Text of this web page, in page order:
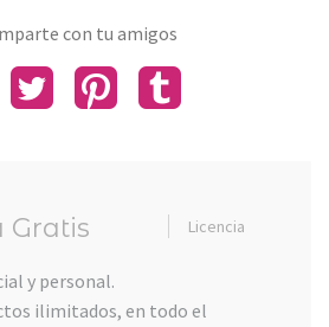
con tu amigos
Gratis Licencia
y personal.
ilimitados, en todo el